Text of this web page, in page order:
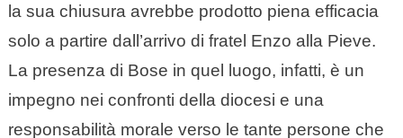
la sua chiusura avrebbe prodotto piena efficacia
solo a partire dall’arrivo di fratel Enzo alla Pieve.
La presenza di Bose in quel luogo, infatti, è un
impegno nei confronti della diocesi e una
responsabilità morale verso le tante persone che